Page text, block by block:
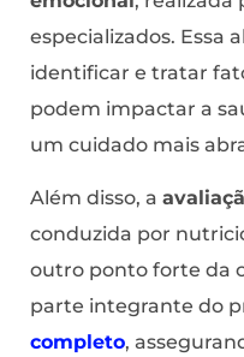
especializados. Essa
identificar e tratar
podem impactar a
um cuidado mais
Além disso, a
conduzida por
outro ponto forte da
parte integrante do
completo,